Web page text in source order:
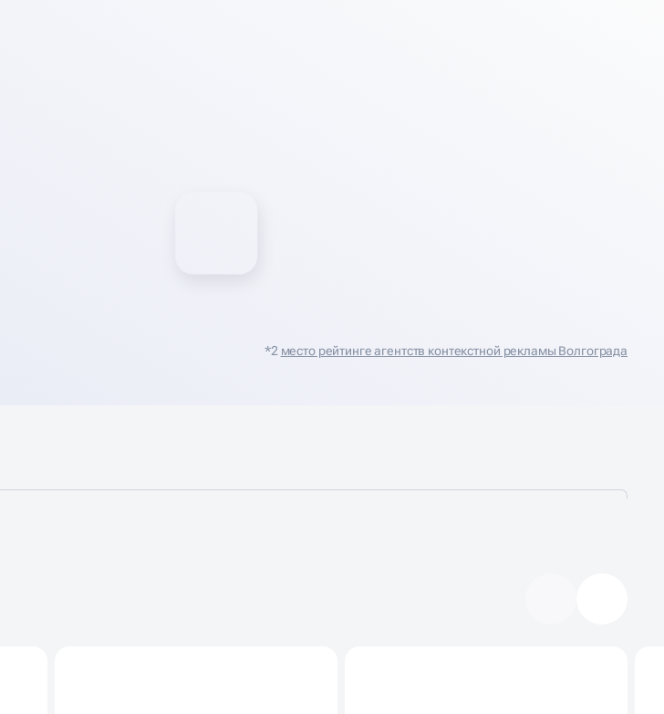
*2 место рейтинге агентств контекстной рекламы Волгограда